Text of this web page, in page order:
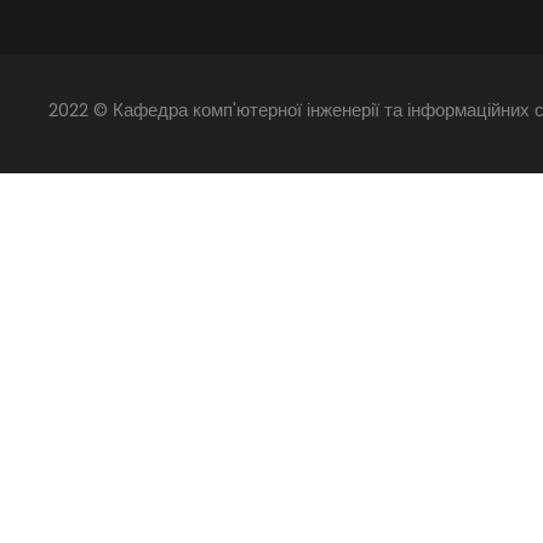
2022 © Кафедра комп'ютерної інженерії та інформаційних